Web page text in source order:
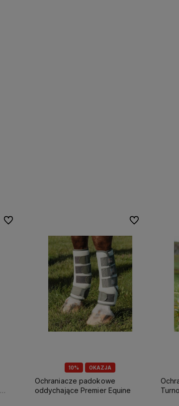
Do ulubionych
10% OKAZJA
Ochraniacze padokowe
oddychające Premier Equine
Do ulubionych